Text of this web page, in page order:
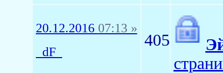
20.12.2016 07:13 »
_dF_
405